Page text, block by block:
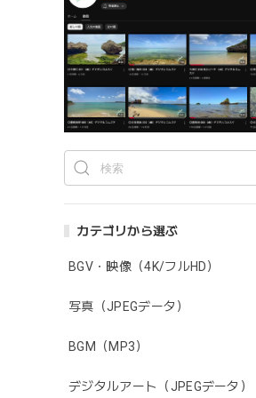
カテゴリから選ぶ
BGV・映像（4K/フルHD）
写真（JPEGデータ）
BGM（MP3）
デジタルアート（JPEGデータ）